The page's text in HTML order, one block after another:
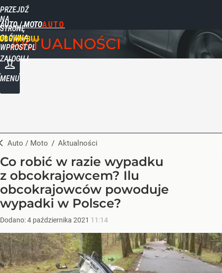
PRZEJDŹ
NA
STRONĘ
GŁÓWNĄ
WPROST.PL
AUTO / MOTO
ZALOGUJ
MENU
AKTUALNOŚCI
Auto / Moto / Aktualności
Co robić w razie wypadku
z obcokrajowcem? Ilu
obcokrajowców powoduje
wypadki w Polsce?
Dodano:4 października 2021 11:14